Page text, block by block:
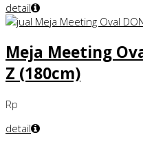
detail
Meja Meeting
Z (180cm)
Rp
detail